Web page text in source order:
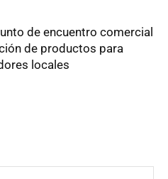
de encuentro comercial
de productos para
locales